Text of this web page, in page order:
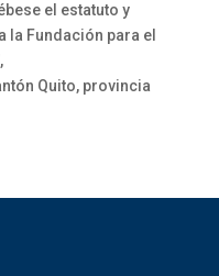
el estatuto y
Fundación para el
Quito, provincia